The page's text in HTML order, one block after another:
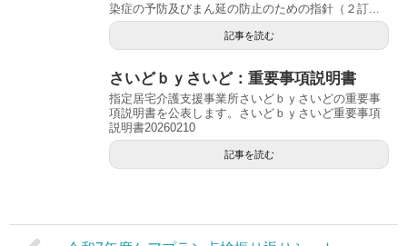
染症の予防及びまん延の防止のための指針（２訂...
記事を読む
さいどｂｙさいど：重要事項説明書
指定居宅介護支援事業所さいどｂｙさいどの重要事
項説明書を公表します。さいどｂｙさいど重要事項
説明書20260210
記事を読む